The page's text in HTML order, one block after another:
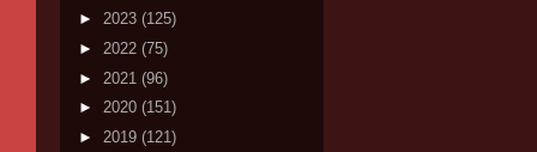
► 2023 (125)
► 2022 (75)
► 2021 (96)
► 2020 (151)
► 2019 (121)